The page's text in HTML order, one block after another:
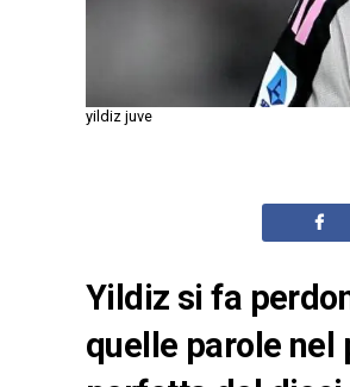
yildiz juve
Yildiz si fa
quelle parole